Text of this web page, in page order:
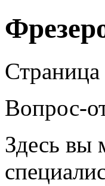
Страница
Вопрос-
Здесь вы